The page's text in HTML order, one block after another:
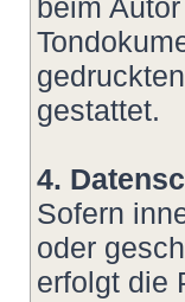
beim
gestattet.
4.
Sofern
oder
erfolgt die